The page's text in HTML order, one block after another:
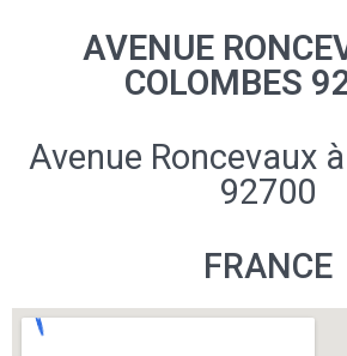
AVENUE
COLOMBES
Avenue Roncevaux
92700
FRANCE